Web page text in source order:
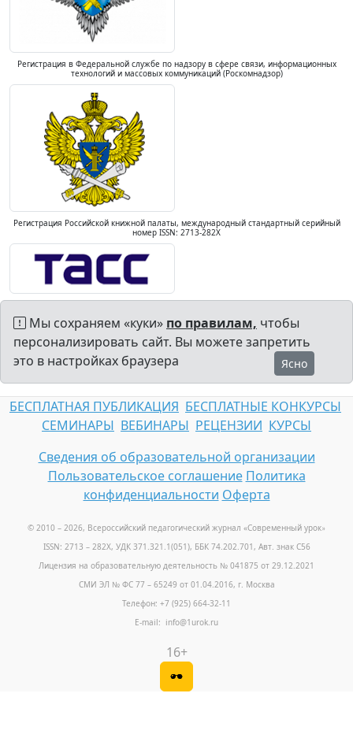
Регистрация в Федеральной службе по надзору в сфере связи, информационных
технологий и массовых коммуникаций (Роскомнадзор)
Регистрация Российской книжной палаты, международный стандартный серийный
номер ISSN: 2713-282X
Мы сохраняем «куки» по правилам, чтобы
персонализировать сайт. Вы можете запретить
это в настройках браузера
Ясно
БЕСПЛАТНАЯ ПУБЛИКАЦИЯ БЕСПЛАТНЫЕ КОНКУРСЫ
СЕМИНАРЫ ВЕБИНАРЫ РЕЦЕНЗИИ КУРСЫ
Сведения об образовательной организации
Пользовательское соглашение Политика
конфиденциальности Оферта
© 2010 – 2026, Всероссийский педагогический журнал «Современный урок»
ISSN: 2713 – 282X, УДК 371.321.1(051), ББК 74.202.701, Авт. знак С56
Лицензия на образовательную деятельность № 041875 от 29.12.2021
СМИ ЭЛ № ФС 77 – 65249 от 01.04.2016, г. Москва
Телефон: +7 (925) 664-32-11
E-mail: info@1urok.ru
16+